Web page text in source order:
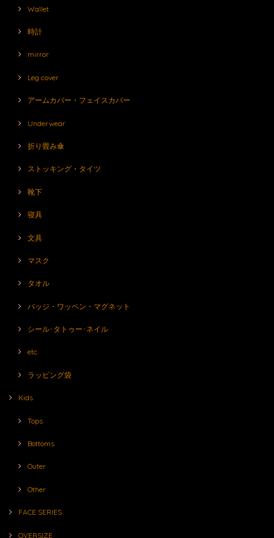
Wallet
時計
mirror
Leg cover
アームカバー・フェイスカバー
Underwear
折り畳み傘
ストッキング・タイツ
靴下
寝具
文具
マスク
タオル
バッジ・ワッペン・マグネット
シール･タトゥー･ネイル
etc.
ラッピング袋
Kids
Tops
Bottoms
Outer
Other
FACE SERIES
OVERSIZE